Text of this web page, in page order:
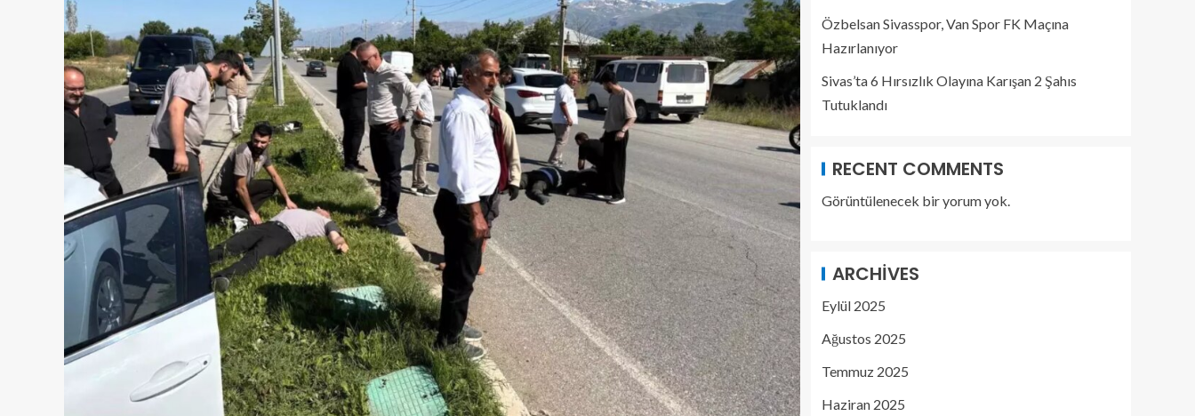
Özbelsan Sivasspor, Van Spor FK Maçına
Hazırlanıyor
Sivas’ta 6 Hırsızlık Olayına Karışan 2 Şahıs
Tutuklandı
RECENT COMMENTS
Görüntülenecek bir yorum yok.
ARCHIVES
Eylül 2025
Ağustos 2025
Temmuz 2025
Haziran 2025